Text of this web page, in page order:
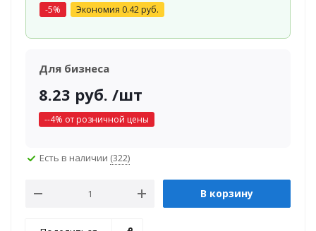
-5% Экономия 0.42руб.
Для бизнеса
8.23 руб. /шт
--4% от розничной цены
Есть в наличии (322)
В корзину